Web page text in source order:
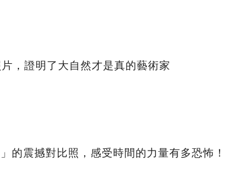
，證明了大自然才是真的藝術家
的震撼對比照，感受時間的力量有多恐怖！